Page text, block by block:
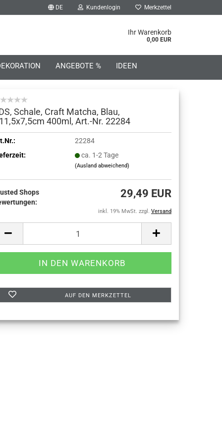
DE Kundenlogin
erstellen
vergessen?
Merkzettel
Ihr Warenkorb
0,00 EUR
ANGEBOTE % IDEEN
Schale, Craft Matcha, Blau,
400ml, Art.-Nr. 22284
22284
ca. 1-2 Tage
(Ausland abweichend)
Shops
29,49 EUR
inkl. 19% MwSt. zzgl. Versand
AUF DEN MERKZETTEL